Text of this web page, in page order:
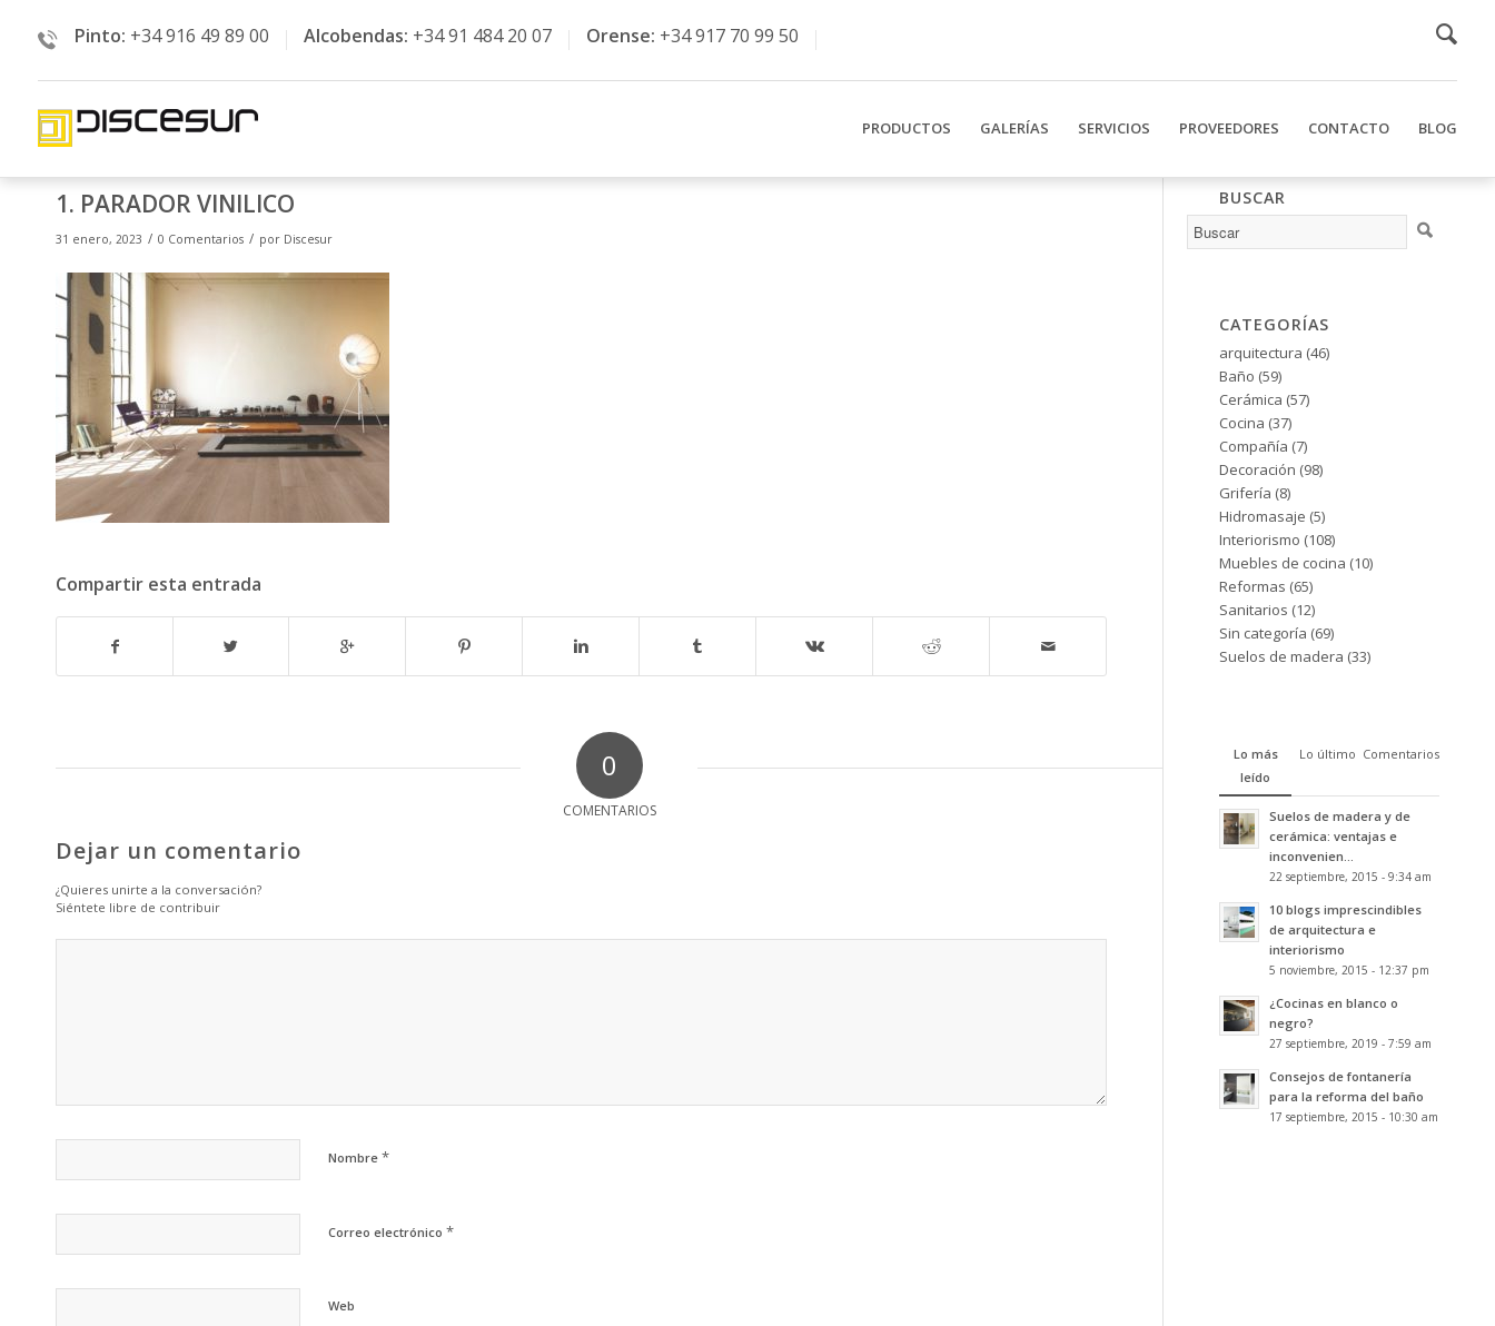
Pinto: +34 916 49 89 00 Alcobendas: +34 91 484 20 07 Orense: +34 917 70 99 50
PRODUCTOS GALERÍAS SERVICIOS PROVEEDORES CONTACTO BLOG
1. PARADOR VINILICO
31 enero, 2023 / 0 Comentarios / por Discesur
Compartir esta entrada
0
COMENTARIOS
Dejar un comentario
¿Quieres unirte a la conversación?
Siéntete libre de contribuir
Nombre *
Correo electrónico *
Web
BUSCAR
CATEGORÍAS
arquitectura (46)
Baño (59)
Cerámica (57)
Cocina (37)
Compañía (7)
Decoración (98)
Grifería (8)
Hidromasaje (5)
Interiorismo (108)
Muebles de cocina (10)
Reformas (65)
Sanitarios (12)
Sin categoría (69)
Suelos de madera (33)
Lo más
leído
Lo último Comentarios
Suelos de madera y de
cerámica: ventajas e
inconvenien...
22 septiembre, 2015 - 9:34 am
10 blogs imprescindibles
de arquitectura e
interiorismo
5 noviembre, 2015 - 12:37 pm
¿Cocinas en blanco o
negro?
27 septiembre, 2019 - 7:59 am
Consejos de fontanería
para la reforma del baño
17 septiembre, 2015 - 10:30 am